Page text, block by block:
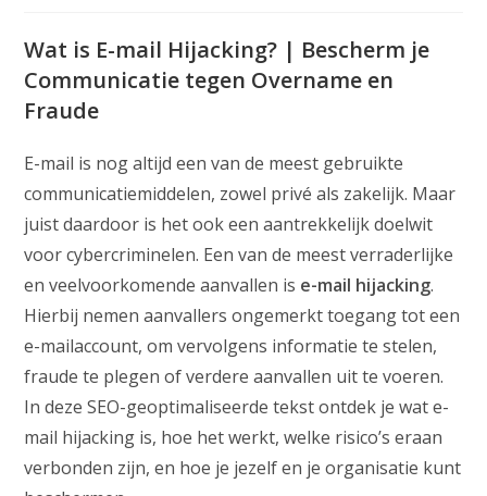
bericht:
Wat is E-mail Hijacking? | Bescherm je
Communicatie tegen Overname en
Fraude
E-mail is nog altijd een van de meest gebruikte
communicatiemiddelen, zowel privé als zakelijk. Maar
juist daardoor is het ook een aantrekkelijk doelwit
voor cybercriminelen. Een van de meest verraderlijke
en veelvoorkomende aanvallen is e-mail hijacking.
Hierbij nemen aanvallers ongemerkt toegang tot een
e-mailaccount, om vervolgens informatie te stelen,
fraude te plegen of verdere aanvallen uit te voeren.
In deze SEO-geoptimaliseerde tekst ontdek je wat e-
mail hijacking is, hoe het werkt, welke risico’s eraan
verbonden zijn, en hoe je jezelf en je organisatie kunt